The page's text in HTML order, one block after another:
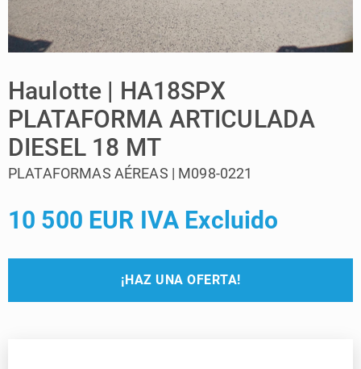
Haulotte | HA18SPX
PLATAFORMA ARTICULADA
DIESEL 18 MT
PLATAFORMAS AÉREAS | M098-0221
10 500 EUR IVA Excluido
¡HAZ UNA OFERTA!